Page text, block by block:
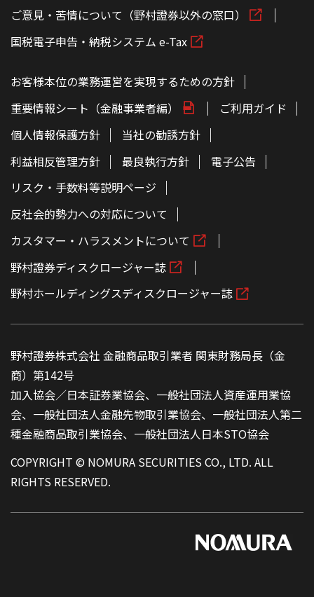
ご意見・苦情について（野村證券以外の窓口）
国税電子申告・納税システム e-Tax
お客様本位の業務運営を実現するための方針
重要情報シート（金融事業者編）
ご利用ガイド
個人情報保護方針
当社の勧誘方針
利益相反管理方針
最良執行方針
電子公告
リスク・手数料等説明ページ
反社会的勢力への対応について
カスタマー・ハラスメントについて
野村證券ディスクロージャー誌
野村ホールディングスディスクロージャー誌
野村證券株式会社 金融商品取引業者 関東財務局長（金
商）第142号
加入協会／日本証券業協会、一般社団法人資産運用業協
会、一般社団法人金融先物取引業協会、一般社団法人第二
種金融商品取引業協会、一般社団法人日本STO協会
COPYRIGHT © NOMURA SECURITIES CO., LTD. ALL
RIGHTS RESERVED.